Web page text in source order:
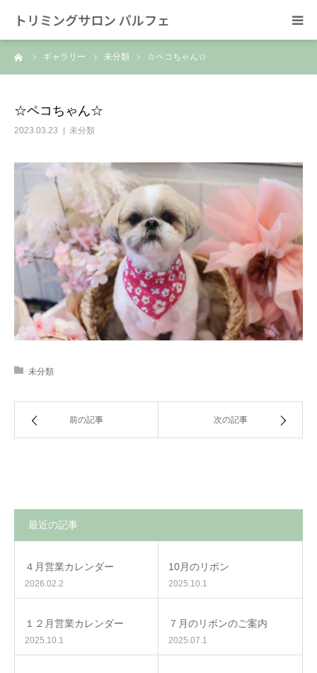
トリミングサロン パルフェ
ギャラリー 未分類 ☆ペコちゃん☆
☆ペコちゃん☆
2023.03.23 未分類
未分類
前の記事 次の記事
最近の記事
４月営業カレンダー
2026.02.2
10月のリボン
2025.10.1
１２月営業カレンダー
2025.10.1
７月のリボンのご案内
2025.07.1
HOME
スタッフ
SNS/リンク